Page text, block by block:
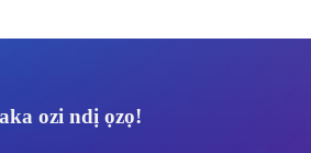
ozi ndị ọzọ!